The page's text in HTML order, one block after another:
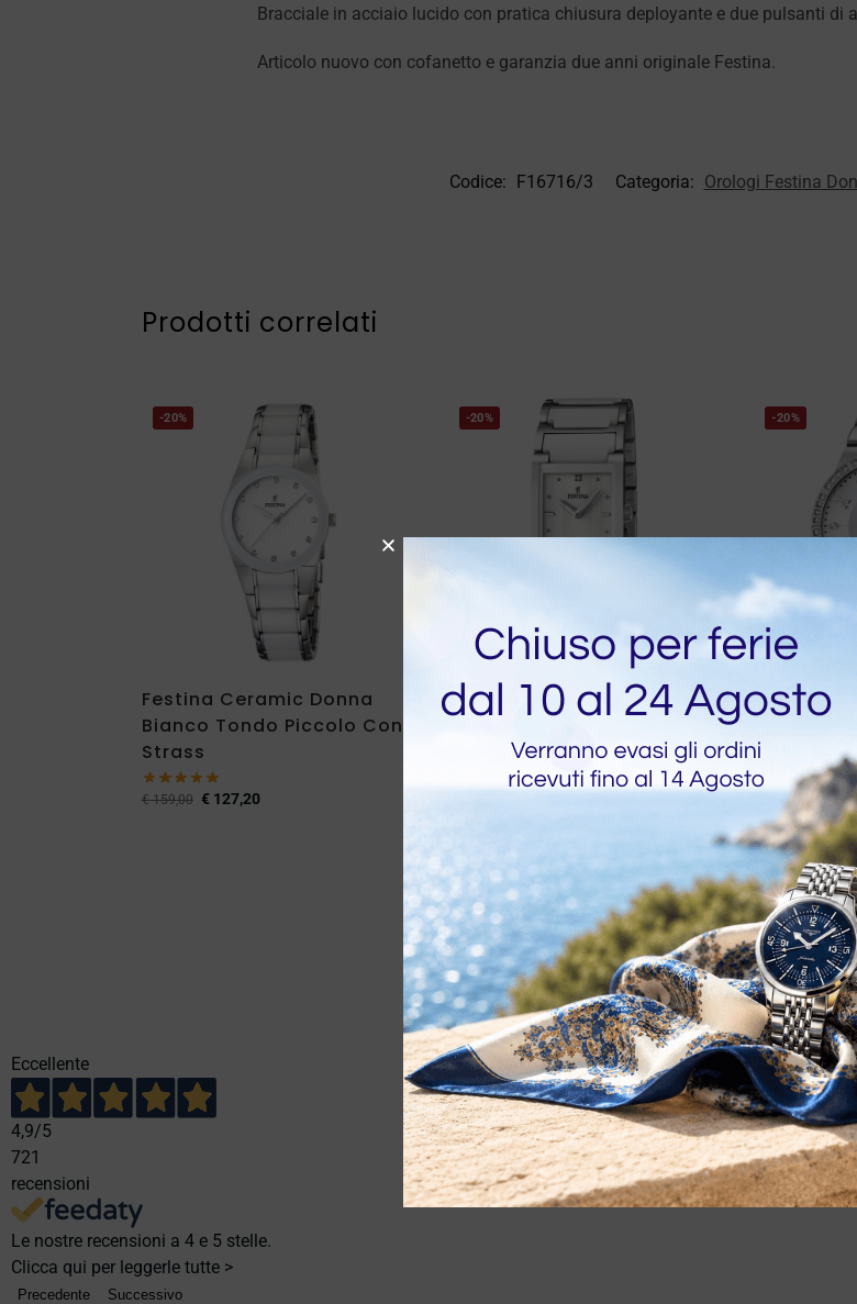
Bracciale in acciaio lucido con pratica chiusura deployante e due pulsanti di
Articolo nuovo con cofanetto e garanzia due anni originale Festina.
Codice: F16716/3 Categoria: Orologi Festina
Prodotti correlati
-20%
Festina Ceramic Donna
Bianco Tondo Piccolo Con
Strass
€159,00 €127,20
-20%
Orologio Festina Donna
Acciaio E Ceramica Bianca
€111,20
-20%
Festina
Con
Strass
119,00 €
Eccellente
4,9/5
721
recensioni
Le nostre recensioni a 4 e 5 stelle.
Clicca qui per leggerle tutte >
Precedente Successivo